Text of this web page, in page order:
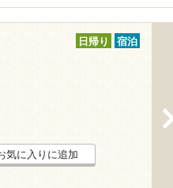
日帰り 宿泊
気に入りに追加